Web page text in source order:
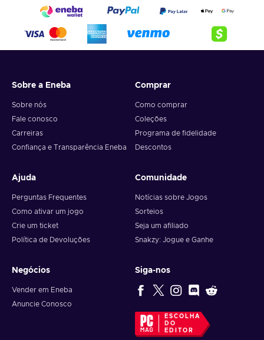
Sobre a Eneba
Sobre nós
Fale conosco
Carreiras
Confiança e Transparência Eneba
Comprar
Como comprar
Coleções
Programa de fidelidade
Descontos
Ajuda
Perguntas Frequentes
Como ativar um jogo
Crie um ticket
Política de Devoluções
Comunidade
Notícias sobre Jogos
Sorteios
Seja um afiliado
Snakzy: Jogue e Ganhe
Negócios
Vender em Eneba
Anuncie Conosco
Siga-nos
ESCOLHA
DO
EDITOR